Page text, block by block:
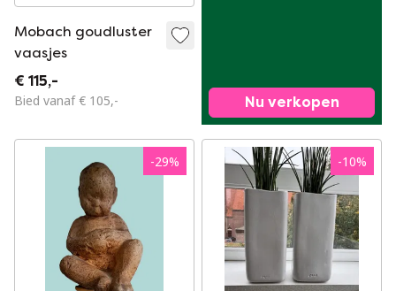
Mobach goudluster
vaasjes
€ 115,-
Bied vanaf € 105,-
Nu verkopen
-29% -10%